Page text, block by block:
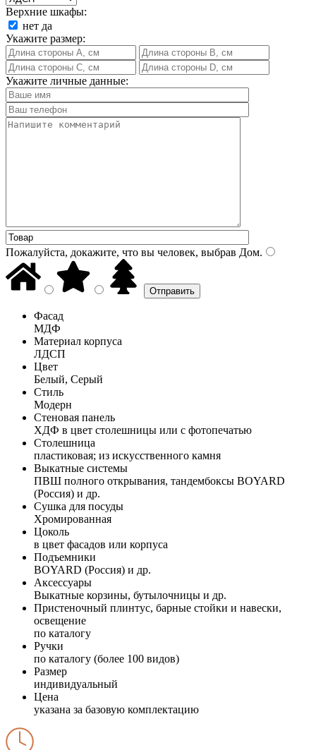
Верхние шкафы:
нет да
Укажите размер:
Укажите личные данные:
Пожалуйста, докажите, что вы человек, выбрав Дом.
Фасад
МДФ
Материал корпуса
ЛДСП
Цвет
Белый, Серый
Стиль
Модерн
Стеновая панель
ХДФ в цвет столешницы или с фотопечатью
Столешница
пластиковая; из искусственного камня
Выкатные системы
ПВШ полного открывания, тандембоксы BOYARD
(Россия) и др.
Сушка для посуды
Хромированная
Цоколь
в цвет фасадов или корпуса
Подъемники
BOYARD (Россия) и др.
Аксессуары
Выкатные корзины, бутылочницы и др.
Пристеночный плинтус, барные стойки и навески,
освещение
по каталогу
Ручки
по каталогу (более 100 видов)
Размер
индивидуальный
Цена
указана за базовую комплектацию